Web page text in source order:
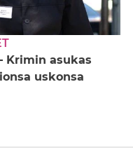
Krimin asukas
uskonsa